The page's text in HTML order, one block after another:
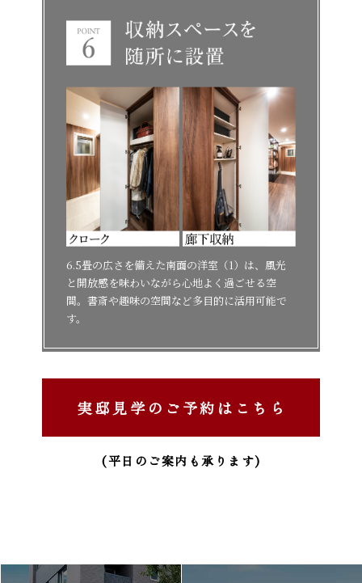
6.5畳の広さを備えた南面の洋室（1）は、風光
と開放感を味わいながら心地よく過ごせる空
間。書斎や趣味の空間など多目的に活用可能で
す。
実邸見学のご予約はこちら
(平日のご案内も承ります)